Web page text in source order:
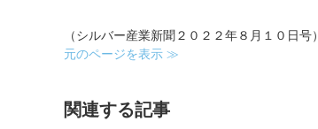
（シルバー産業新聞２０２２年８月１０日号）
元のページを表示 ≫
関連する記事